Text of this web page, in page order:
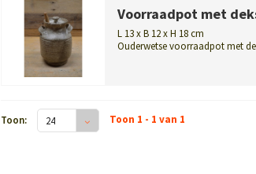
Voorraadpot met
L 13 x B 12 x H 18 cm
Ouderwetse voorraadpot met
Toon: 24 Toon 1 - 1 van 1